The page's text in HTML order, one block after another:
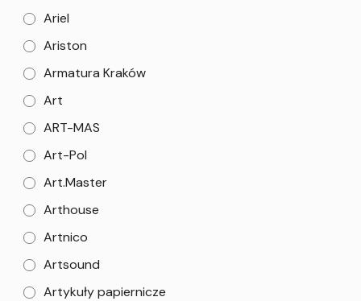
Ariel
Ariston
Armatura Kraków
Art
ART-MAS
Art-Pol
Art.Master
Arthouse
Artnico
Artsound
Artykuły papiernicze